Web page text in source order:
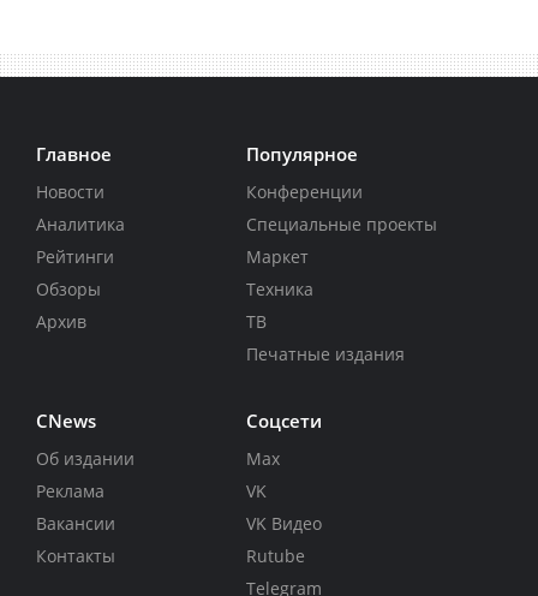
Главное
Новости
Аналитика
Рейтинги
Обзоры
Архив
Популярное
Конференции
Специальные проекты
Маркет
Техника
ТВ
Печатные издания
CNews
Об издании
Реклама
Вакансии
Контакты
Соцсети
Max
VK
VK Видео
Rutube
Telegram